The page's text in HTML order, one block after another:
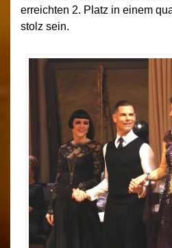
erreichten 2. Platz in einem
stolz sein.